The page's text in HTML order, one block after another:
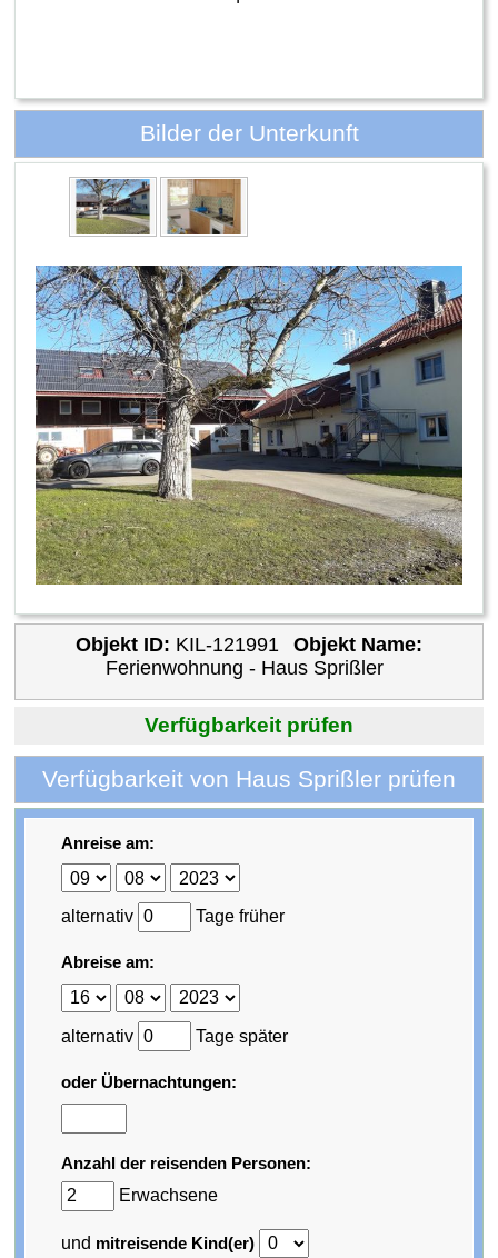
Bilder der Unterkunft
Objekt ID: KIL-121991
Objekt Name:
Ferienwohnung - Haus Sprißler
Verfügbarkeit prüfen
Verfügbarkeit von Haus Sprißler prüfen
Anreise am:
alternativ Tage früher
Abreise am:
alternativ Tage später
oder Übernachtungen:
Anzahl der reisenden Personen:
Erwachsene
und mitreisende Kind(er)